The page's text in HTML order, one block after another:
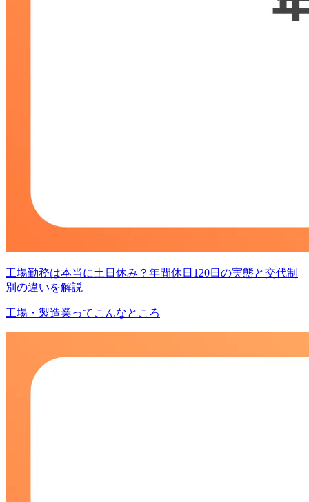
工場勤務は本当に土日休み？年間休日120日の実態と交代制
別の違いを解説
工場・製造業ってこんなところ